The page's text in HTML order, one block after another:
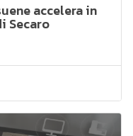
accelera in
Secaro